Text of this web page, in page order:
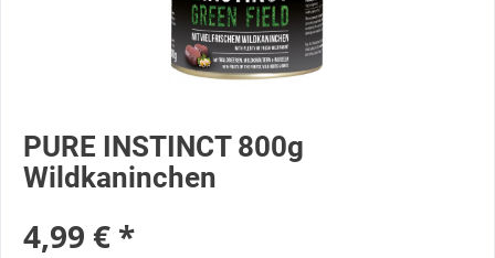
PURE INSTINCT 800g
Wildkaninchen
4,99 € *